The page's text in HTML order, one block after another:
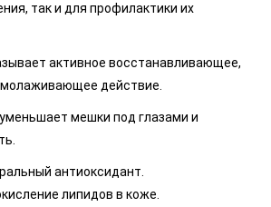
так и для профилактики их
активное восстанавливающее,
действие.
уменьшает мешки под глазами и
антиоксидант.
липидов в коже.